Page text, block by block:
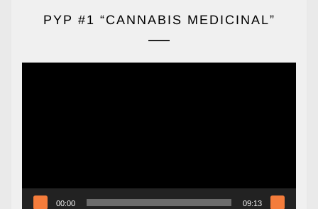
PYP #1 “CANNABIS MEDICINAL”
00:00 09:13